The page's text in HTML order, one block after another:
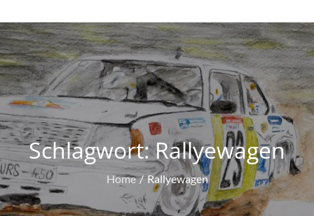
Schlagwort:Rallyewagen
Home Rallyewagen